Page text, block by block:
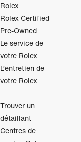
Rolex
Rolex Certified
Pre-Owned
Le service de
votre Rolex
L’entretien de
votre Rolex
Trouver un
détaillant
Centres de